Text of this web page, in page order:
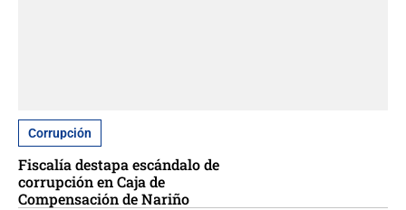
Corrupción
Fiscalía destapa escándalo de
corrupción en Caja de
Compensación de Nariño